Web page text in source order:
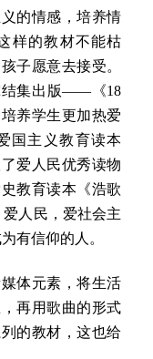
的情感，培养情
样的教材不能枯
子愿意去接受。
结集出版——《18
养学生更加热爱
国主义教育读本
爱人民优秀读物
教育读本《浩歌
人民，爱社会主
有信仰的人。
体元素，将生活
再用歌曲的形式
的教材，这也给